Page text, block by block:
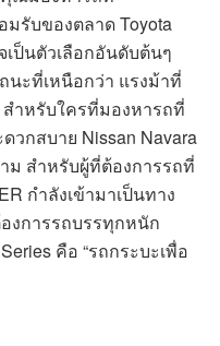
รับของตลาด Toyota
เป็นตัวเลือกอันดับต้นๆ
ะที่เหนือกว่า แรงม้าที่
ำหรับใครที่มองหารถที่
วกสบาย Nissan Navara
ม สำหรับผู้ที่ต้องการรถที่
กำลังเข้ามาเป็นทาง
งการรถบรรทุกหนัก
คือ “รถกระบะเพื่อ